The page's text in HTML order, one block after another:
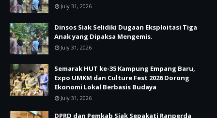
July 31, 2026
Dinsos Siak Selidiki Dugaan Eksploitasi Tiga
Anak yang Dipaksa Mengemis.
July 31, 2026
Semarak HUT ke-35 Kampung Empang Baru,
Expo UMKM dan Culture Fest 2026 Dorong
Ekonomi Lokal Berbasis Budaya
July 31, 2026
DPRD dan Pemkab Siak Sepakati Ranperda